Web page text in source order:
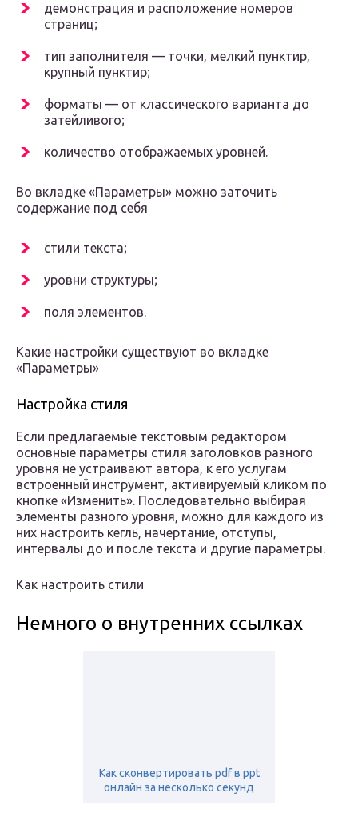
демонстрация и расположение номеров
страниц;
тип заполнителя — точки, мелкий пунктир,
крупный пунктир;
форматы — от классического варианта до
затейливого;
количество отображаемых уровней.
Во вкладке «Параметры» можно заточить
содержание под себя
стили текста;
уровни структуры;
поля элементов.
Какие настройки существуют во вкладке
«Параметры»
Настройка стиля
Если предлагаемые текстовым редактором
основные параметры стиля заголовков разного
уровня не устраивают автора, к его услугам
встроенный инструмент, активируемый кликом по
кнопке «Изменить». Последовательно выбирая
элементы разного уровня, можно для каждого из
них настроить кегль, начертание, отступы,
интервалы до и после текста и другие параметры.
Как настроить стили
Немного о внутренних ссылках
Как сконвертировать pdf в ppt
онлайн за несколько секунд